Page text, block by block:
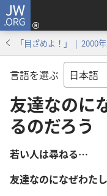
JW.ORG
「目ざめよ！」 | 2000
言語を選ぶ
友達なのに
るのだろう
若い人は尋ねる…
友達なのになぜわた